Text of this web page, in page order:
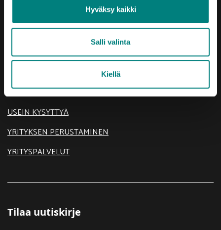
Hyväksy kaikki
Salli valinta
Kiellä
AJANKOHTAISTA
KEHITTÄMISTEEMAT
TIETOA MEISTÄ
USEIN KYSYTTYÄ
YRITYKSEN PERUSTAMINEN
YRITYSPALVELUT
Tilaa uutiskirje